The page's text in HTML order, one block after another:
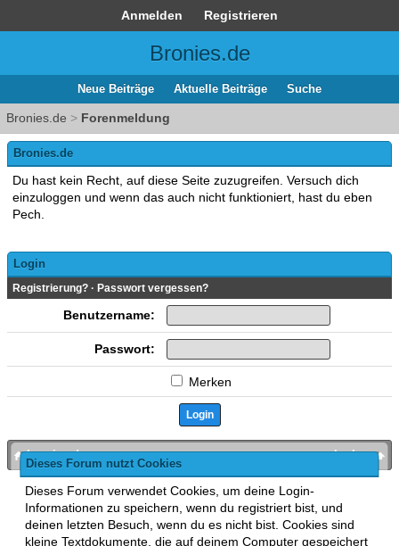
Anmelden Registrieren
Bronies.de
Neue Beiträge Aktuelle Beiträge Suche
Bronies.de > Forenmeldung
Dieses Forum nutzt Cookies
Dieses Forum verwendet Cookies, um deine Login-
Informationen zu speichern, wenn du registriert bist, und
deinen letzten Besuch, wenn du es nicht bist. Cookies sind
kleine Textdokumente, die auf deinem Computer gespeichert
Bronies.de
Du hast kein Recht, auf diese Seite zuzugreifen. Versuch dich
einzuloggen und wenn das auch nicht funktioniert, hast du eben
Pech.
Login
Registrierung? · Passwort vergessen?
Benutzername:
Passwort:
Merken
nach oben
bronies.de
MyBB , mobile Fassung: MyBB GoMobile
Zur Desktop-Version wechseln
This forum usesLukasz TkaczMyBB addons.